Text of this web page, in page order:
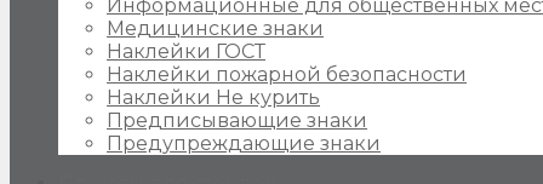
Информационные для общественных
Медицинские знаки
Наклейки ГОСТ
Наклейки пожарной безопасности
Наклейки Не курить
Предписывающие знаки
Предупреждающие знаки